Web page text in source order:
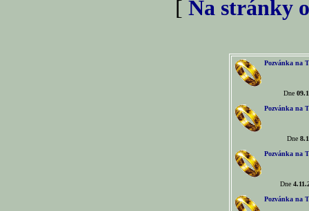
[ Na stránky
Pozvánka na
Dne
Pozvánka na
Dne
Pozvánka na
Dne
Pozvánka na